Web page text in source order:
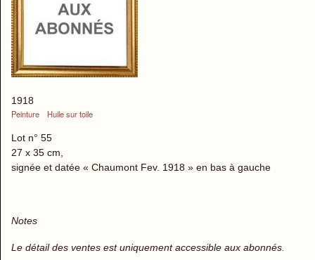
1918
Peinture
Huile sur toile
Lot n° 55
27 x 35 cm,
signée et datée « Chaumont Fev. 1918 » en bas à gauche
Notes
Le détail des ventes est uniquement accessible aux abonnés.